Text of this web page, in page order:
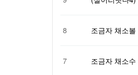
8 조금자 채소
7 조금자 채소